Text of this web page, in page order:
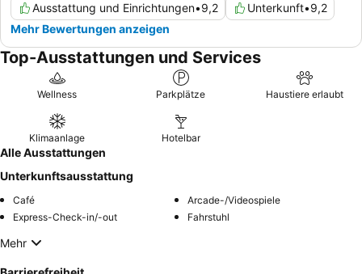
Ausstattung und Einrichtungen•9,2 Unterkunft•9,2
Mehr Bewertungen anzeigen
Top-Ausstattungen und Services
Wellness Parkplätze Haustiere erlaubt
Klimaanlage Hotelbar
Alle Ausstattungen
Unterkunftsausstattung
Café
Arcade-/Videospiele
Express-Check-in/-out
Fahrstuhl
Mehr